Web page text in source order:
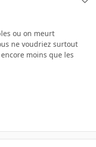
ou on meurt
ne voudriez surtout
moins que les